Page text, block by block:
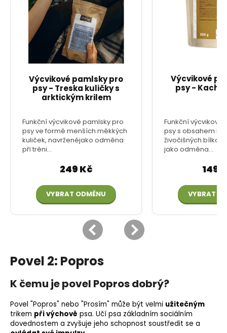
Povel 2: Popros
K čemu je povel Popros dobrý?
Povel "Popros" nebo "Prosím" může být velmi užitečným
trikem při výchově psa. Učí psa základním sociálním
dovednostem a zvyšuje jeho schopnost soustředit se a